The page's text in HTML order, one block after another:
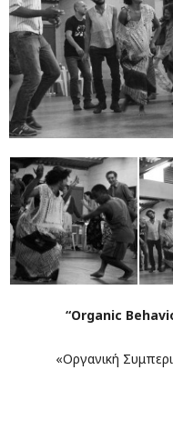
“Organic
«Οργανική